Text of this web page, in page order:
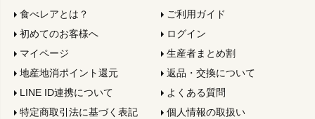
食べレアとは？
ご利用ガイド
初めてのお客様へ
ログイン
マイページ
生産者まとめ割
地産地消ポイント還元
返品・交換について
LINE ID連携について
よくある質問
特定商取引法に基づく表記
個人情報の取扱い